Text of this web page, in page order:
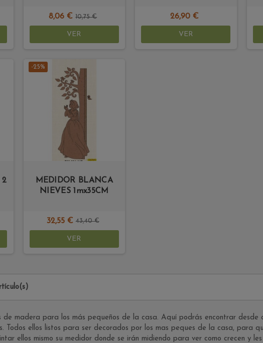
8,06 € 10,75 €
VER
26,90 €
VER
2
-25%
MEDIDOR BLANCA
NIEVES 1mx35CM
32,55 € 43,40 €
VER
madera para los más pequeños de la casa. Aquí podrás encontrar desde
Todos ellos listos para ser decorados por los mas peques de la casa, para
ellos mismo su medidor donde se irán midiendo para ver como crecen y